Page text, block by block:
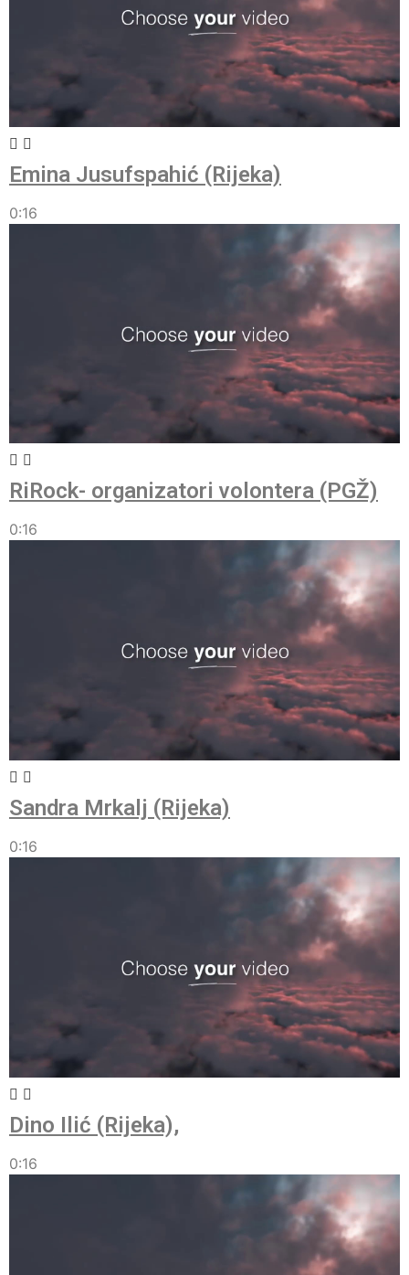
Emina Jusufspahić (Rijeka)
0:16
RiRock- organizatori volontera (PGŽ)
0:16
Sandra Mrkalj (Rijeka)
0:16
Dino Ilić (Rijeka),
0:16